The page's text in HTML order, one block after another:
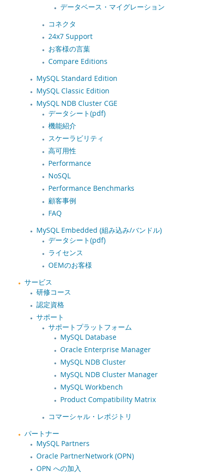
データベース・マイグレーション
コネクタ
24x7 Support
お客様の言葉
Compare Editions
MySQL Standard Edition
MySQL Classic Edition
MySQL NDB Cluster CGE
データシート(pdf)
機能紹介
スケーラビリティ
高可用性
Performance
NoSQL
Performance Benchmarks
顧客事例
FAQ
MySQL Embedded (組み込み/バンドル)
データシート(pdf)
ライセンス
OEMのお客様
サービス
研修コース
認定資格
サポート
サポートプラットフォーム
MySQL Database
Oracle Enterprise Manager
MySQL NDB Cluster
MySQL NDB Cluster Manager
MySQL Workbench
Product Compatibility Matrix
コマーシャル・レポジトリ
パートナー
MySQL Partners
Oracle PartnerNetwork (OPN)
OPN への加入